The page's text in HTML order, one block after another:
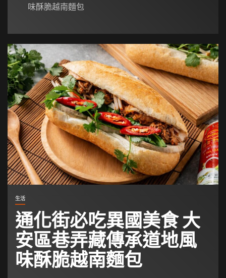
味酥脆越南麵包
生活
通化街必吃異國美食 大
安區巷弄藏傳承道地風
味酥脆越南麵包